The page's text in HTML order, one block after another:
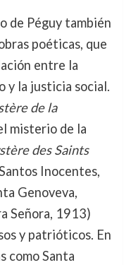
de Péguy también
poéticas, que
entre la
y la justicia social.
de la
misterio de la
des Saints
Inocentes,
Genoveva,
Señora, 1913)
y patrióticos. En
como Santa